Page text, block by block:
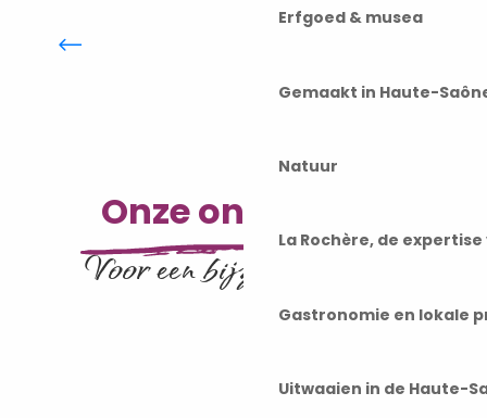
Erfgoed & musea
Gemaakt in Haute-
Natuur
La Rochère, de
Gastronomie en lokale
Uitwaaien in de Haute-
Gîtes en gemeubileerde
Onze ongewone
Voor een bijzondere avond